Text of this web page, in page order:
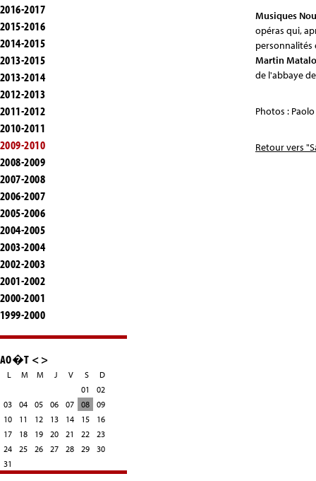
2016-2017
2015-2016
2014-2015
2013-2015
2013-2014
2012-2013
2011-2012
2010-2011
2009-2010
2008-2009
2007-2008
2006-2007
2005-2006
2004-2005
2003-2004
2002-2003
2001-2002
2000-2001
1999-2000
AO�T <>
L M M J V S
D
01
02
03
04 05 06 07 08
09
10
11 12 13 14 15
16
17
18 19 20 21 22
23
24
25 26 27 28 29
30
31
Musiques
opéras qui,
personnalités
Martin
de l'abbaye
Photos :
Retour vers